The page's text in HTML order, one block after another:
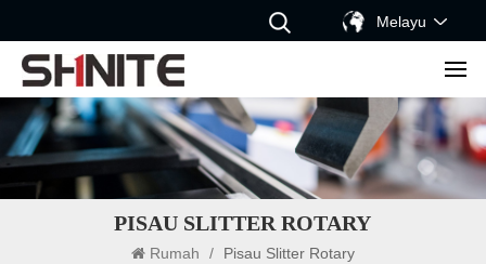
Melayu
PISAU SLITTER ROTARY
Rumah / Pisau Slitter Rotary